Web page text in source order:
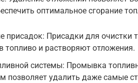
оптимальное сгорание
присадок: Присадки для очистки
топливо и растворяют отложения.
системы: Промывка
позволяет удалить даже самые